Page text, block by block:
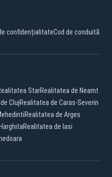
confidențialitateCod de conduită
StarRealitatea de Neamt
ClujRealitatea de Caras-Severin
Realitatea de Arges
Realitatea de Iasi